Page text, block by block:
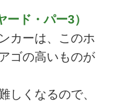
ド・パー3）
カーは、このホ
ゴの高いものが
しくなるので、